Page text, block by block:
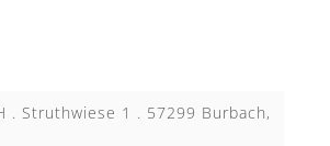
. Struthwiese 1 . 57299 Burbach,